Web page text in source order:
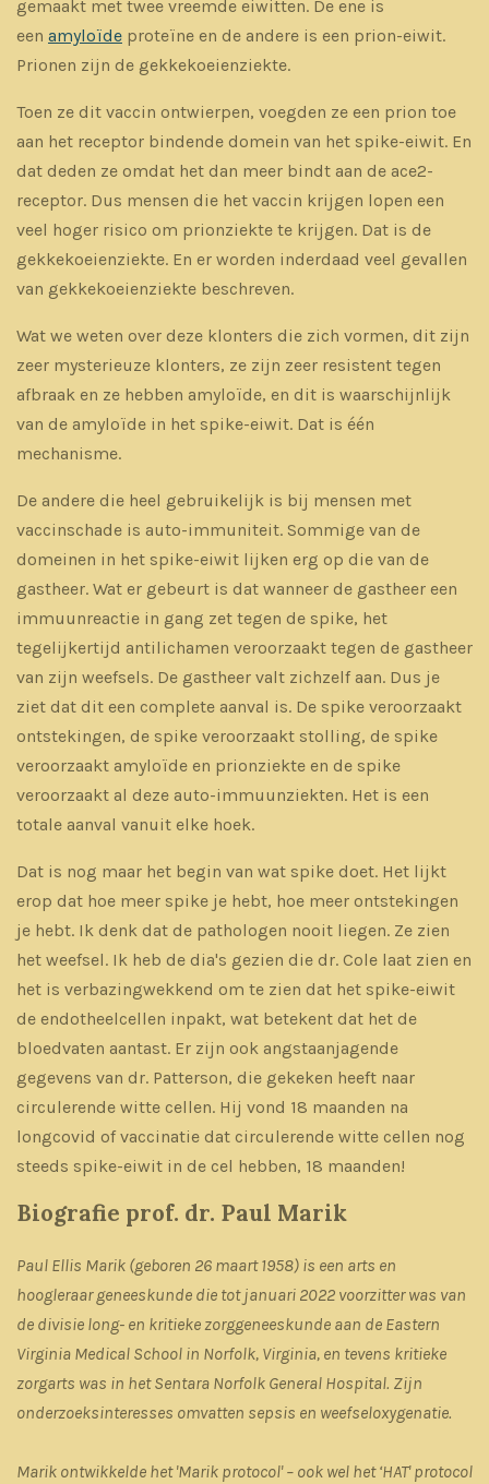
gemaakt met twee vreemde eiwitten. De ene is
een amyloïde proteïne en de andere is een prion-eiwit.
Prionen zijn de gekkekoeienziekte.
Toen ze dit vaccin ontwierpen, voegden ze een prion toe
aan het receptor bindende domein van het spike-eiwit. En
dat deden ze omdat het dan meer bindt aan de ace2-
receptor. Dus mensen die het vaccin krijgen lopen een
veel hoger risico om prionziekte te krijgen. Dat is de
gekkekoeienziekte. En er worden inderdaad veel gevallen
van gekkekoeienziekte beschreven.
Wat we weten over deze klonters die zich vormen, dit zijn
zeer mysterieuze klonters, ze zijn zeer resistent tegen
afbraak en ze hebben amyloïde, en dit is waarschijnlijk
van de amyloïde in het spike-eiwit. Dat is één
mechanisme.
De andere die heel gebruikelijk is bij mensen met
vaccinschade is auto-immuniteit. Sommige van de
domeinen in het spike-eiwit lijken erg op die van de
gastheer. Wat er gebeurt is dat wanneer de gastheer een
immuunreactie in gang zet tegen de spike, het
tegelijkertijd antilichamen veroorzaakt tegen de gastheer
van zijn weefsels. De gastheer valt zichzelf aan. Dus je
ziet dat dit een complete aanval is. De spike veroorzaakt
ontstekingen, de spike veroorzaakt stolling, de spike
veroorzaakt amyloïde en prionziekte en de spike
veroorzaakt al deze auto-immuunziekten. Het is een
totale aanval vanuit elke hoek.
Dat is nog maar het begin van wat spike doet. Het lijkt
erop dat hoe meer spike je hebt, hoe meer ontstekingen
je hebt. Ik denk dat de pathologen nooit liegen. Ze zien
het weefsel. Ik heb de dia's gezien die dr. Cole laat zien en
het is verbazingwekkend om te zien dat het spike-eiwit
de endotheelcellen inpakt, wat betekent dat het de
bloedvaten aantast. Er zijn ook angstaanjagende
gegevens van dr. Patterson, die gekeken heeft naar
circulerende witte cellen. Hij vond 18 maanden na
longcovid of vaccinatie dat circulerende witte cellen nog
steeds spike-eiwit in de cel hebben, 18 maanden!
Biografie prof. dr. Paul Marik
Paul Ellis Marik (geboren 26 maart 1958) is een arts en
hoogleraar geneeskunde die tot januari 2022 voorzitter was van
de divisie long- en kritieke zorggeneeskunde aan de Eastern
Virginia Medical School in Norfolk, Virginia, en tevens kritieke
zorgarts was in het Sentara Norfolk General Hospital. Zijn
onderzoeksinteresses omvatten sepsis en weefseloxygenatie.
Marik ontwikkelde het 'Marik protocol' – ook wel het ‘HAT' protocol